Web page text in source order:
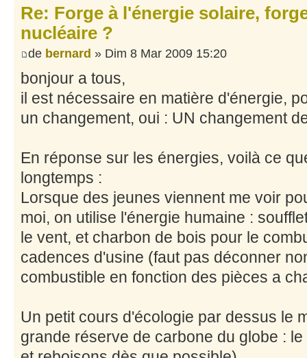
Re: Forge à l'énergie solaire,
nucléaire ?
de bernard » Dim 8 Mar 2009 15:20
bonjour a tous,
il est nécessaire en matière d'énergie,
un changement, oui : UN changement
En réponse sur les énergies, voilà ce
longtemps :
Lorsque des jeunes viennent me voir
moi, on utilise l'énergie humaine :
le vent, et charbon de bois pour le
cadences d'usine (faut pas déconner
combustible en fonction des pièces a
Un petit cours d'écologie par dessus le
grande réserve de carbone du globe :